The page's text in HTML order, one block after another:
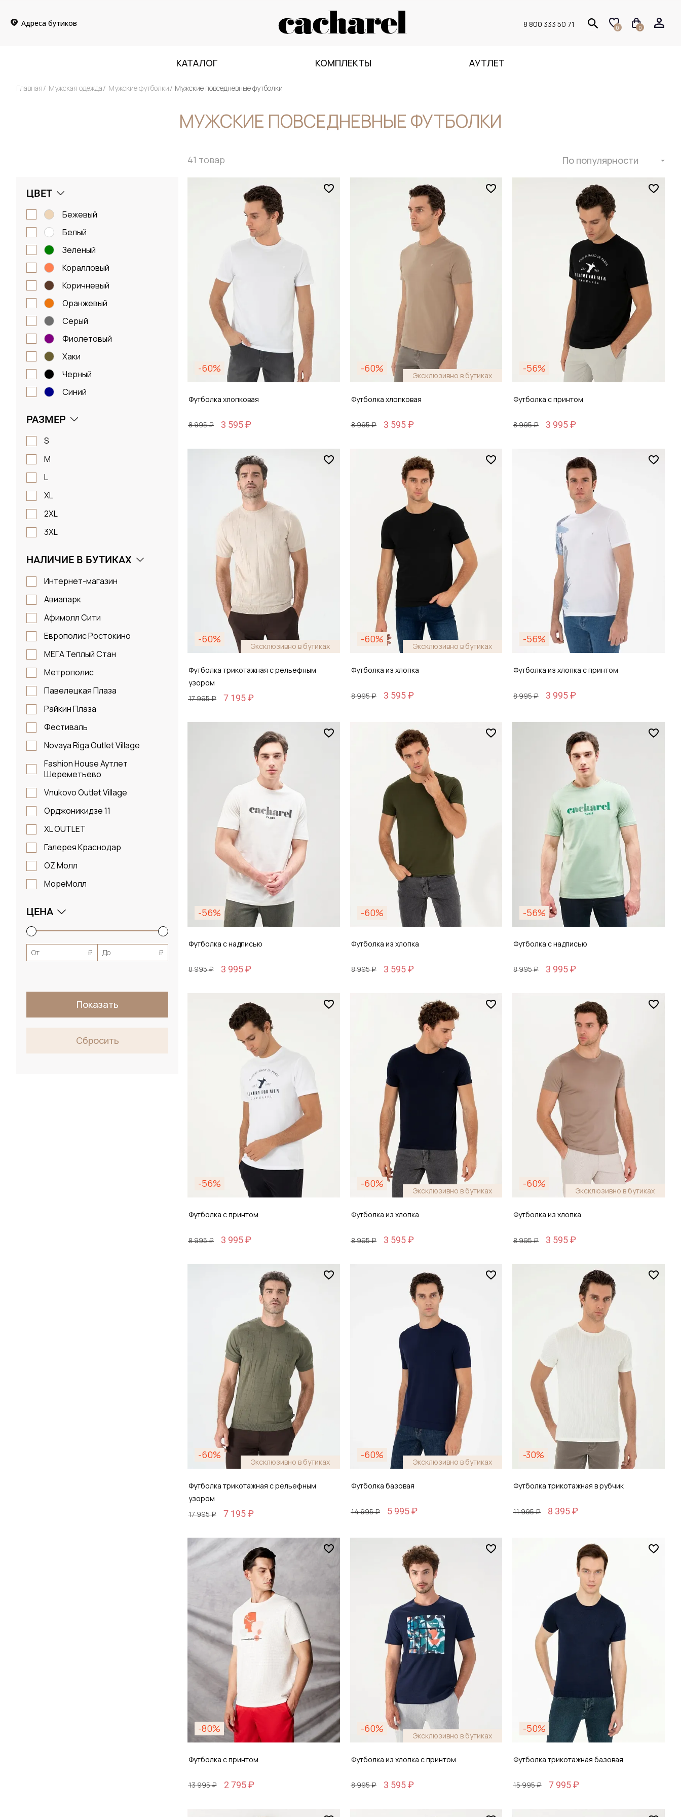
Адреса бутиков 8 800 333 50 71 0 0
КАТАЛОГ КОМПЛЕКТЫ АУТЛЕТ
Главная Мужская одежда Мужские футболки Мужские повседневные футболки
МУЖСКИЕ ПОВСЕДНЕВНЫЕ ФУТБОЛКИ
ЦВЕТ
бежевый
белый
зеленый
коралловый
коричневый
оранжевый
серый
фиолетовый
хаки
черный
синий
РАЗМЕР
S
M
L
XL
2XL
3XL
НАЛИЧИЕ В БУТИКАХ
Интернет-магазин
Авиапарк
Афимолл Сити
Европолис Ростокино
МЕГА Теплый Стан
Метрополис
Павелецкая Плаза
Райкин Плаза
Фестиваль
Novaya Riga Outlet Village
Fashion House Аутлет
Шереметьево
Vnukovo Outlet Village
Орджоникидзе 11
XL OUTLET
Галерея Краснодар
OZ Молл
МореМолл
ЦЕНА
От ₽ До ₽
Показать
Сбросить
41 товар По популярности
-60%
Футболка хлопковая
8 995 ₽ 3 595 ₽
Добавить в корзину
-60%
Эксклюзивно в бутиках
Футболка хлопковая
8 995 ₽ 3 595 ₽
Добавить в корзину
-56%
Футболка с принтом
8 995 ₽ 3 995 ₽
Добавить в корзину
-60%
Эксклюзивно в бутиках
Футболка трикотажная с рельефным
узором
17 995 ₽
7 195 ₽
Добавить в корзину
-60%
Эксклюзивно в бутиках
Футболка из хлопка
8 995 ₽ 3 595 ₽
Добавить в корзину
-56%
Футболка из хлопка с принтом
8 995 ₽ 3 995 ₽
Добавить в корзину
-56%
Футболка с надписью
8 995 ₽ 3 995 ₽
M / 48
Добавить в корзину
-60%
Футболка из хлопка
8 995 ₽ 3 595 ₽
Добавить в корзину
-56%
Футболка с надписью
8 995 ₽ 3 995 ₽
Добавить в корзину
-56%
Футболка с принтом
8 995 ₽ 3 995 ₽
Добавить в корзину
-60%
Эксклюзивно в бутиках
Футболка из хлопка
8 995 ₽ 3 595 ₽
Добавить в корзину
-60%
Эксклюзивно в бутиках
Футболка из хлопка
8 995 ₽ 3 595 ₽
Добавить в корзину
-60%
Эксклюзивно в бутиках
Футболка трикотажная с рельефным
узором
17 995 ₽
7 195 ₽
Размер
Добавить в корзину
-60%
Эксклюзивно в бутиках
Футболка базовая
14 995 ₽ 5 995 ₽
Добавить в корзину
-30%
Футболка трикотажная в рубчик
11 995 ₽ 8 395 ₽
Добавить в корзину
-80%
Футболка с принтом
13 995 ₽ 2 795 ₽
-60%
Эксклюзивно в бутиках
Футболка из хлопка с принтом
8 995 ₽ 3 595 ₽
-50%
Футболка трикотажная базовая
15 995 ₽ 7 995 ₽